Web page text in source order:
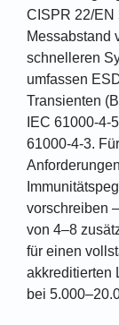
CISPR 22/EN
Messabstand
schnelleren
umfassen
Transienten
IEC 61000-4-
61000-4-3.
vorschreiben
von 4–8
für einen
akkreditierten
bei